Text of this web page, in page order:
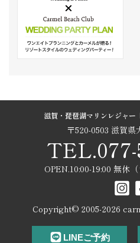
滋賀・琵琶湖マリンレジャー
〒520-0503 滋賀県
TEL.077-
OPEN.10:00-19:00 無休
Copyright© 2005-2026
LINEご予約